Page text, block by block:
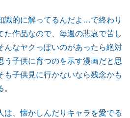
識的に解ってるんだよ…で終わり
た作品なので、毎週の悲哀で苦し
んなヤクっぽいのがあったら絶対
う子供に育つのを示す漫画だと思
も子供見に行かないなら残念かも
は、懐かしんだりキャラを愛でる